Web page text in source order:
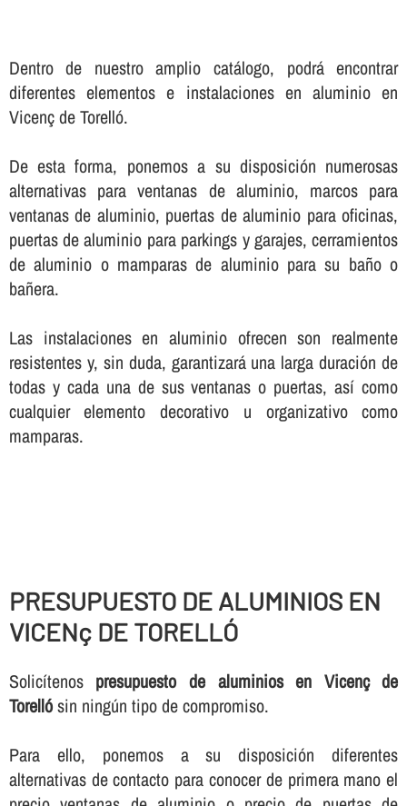
Dentro de nuestro amplio catálogo, podrá encontrar
diferentes elementos e instalaciones en aluminio en
Vicenç de Torelló.
De esta forma, ponemos a su disposición numerosas
alternativas para ventanas de aluminio, marcos para
ventanas de aluminio, puertas de aluminio para oficinas,
puertas de aluminio para parkings y garajes, cerramientos
de aluminio o mamparas de aluminio para su baño o
bañera.
Las instalaciones en aluminio ofrecen son realmente
resistentes y, sin duda, garantizará una larga duración de
todas y cada una de sus ventanas o puertas, así­ como
cualquier elemento decorativo u organizativo como
mamparas.
PRESUPUESTO DE ALUMINIOS EN
VICENç DE TORELLÓ
Solicí­tenos presupuesto de aluminios en Vicenç de
Torellósin ningún tipo de compromiso.
Para ello, ponemos a su disposición diferentes
alternativas de contacto para conocer de primera mano el